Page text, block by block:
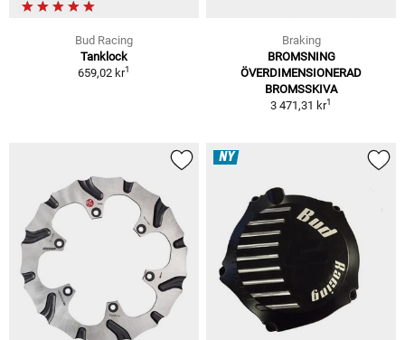
Bud Racing
Tanklock
659,02 kr1
Braking
BROMSNING
ÖVERDIMENSIONERAD
BROMSSKIVA
3 471,31 kr1
NY